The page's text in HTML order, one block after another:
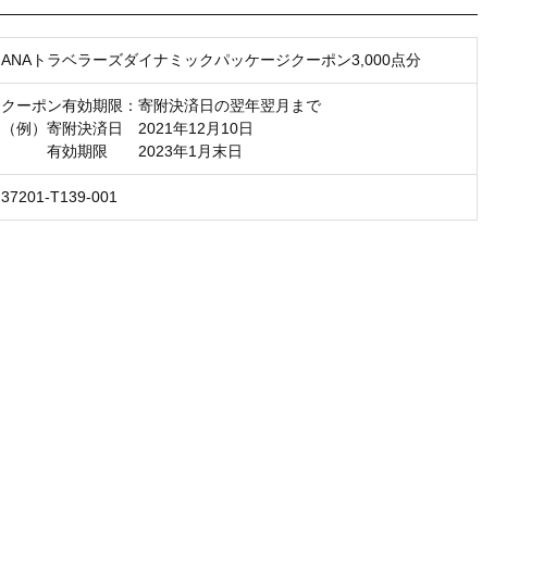
ANAトラベラーズダイナミックパッケージクーポン3,000点分
クーポン有効期限：寄附決済日の翌年翌月まで
（例）寄附決済日 2021年12月10日
有効期限 2023年1月末日
37201-T139-001